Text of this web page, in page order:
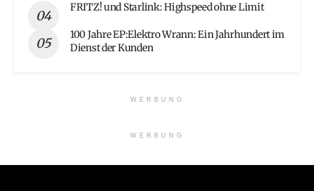
FRITZ! und Starlink: Highspeed ohne Limit
100 Jahre EP:Elektro Wrann: Ein Jahrhundert im
Dienst der Kunden
WERBUNG
WERBUNG